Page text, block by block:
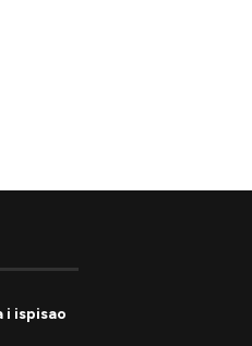
ispisao